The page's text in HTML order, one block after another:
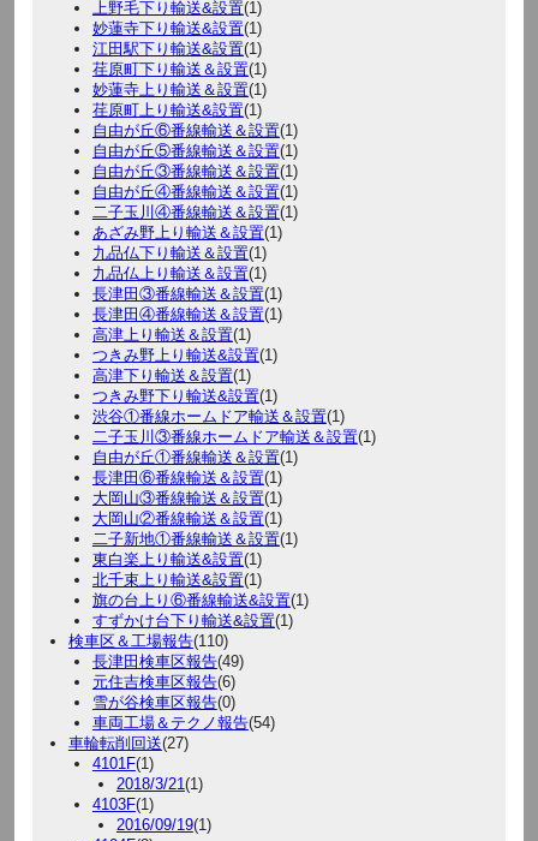
上野毛下り輸送&設置(1)
妙蓮寺下り輸送&設置(1)
江田駅下り輸送&設置(1)
荏原町下り輸送＆設置(1)
妙蓮寺上り輸送＆設置(1)
荏原町上り輸送&設置(1)
自由が丘⑥番線輸送＆設置(1)
自由が丘⑤番線輸送＆設置(1)
自由が丘③番線輸送＆設置(1)
自由が丘④番線輸送＆設置(1)
二子玉川④番線輸送＆設置(1)
あざみ野上り輸送＆設置(1)
九品仏下り輸送＆設置(1)
九品仏上り輸送＆設置(1)
長津田③番線輸送＆設置(1)
長津田④番線輸送＆設置(1)
高津上り輸送＆設置(1)
つきみ野上り輸送&設置(1)
高津下り輸送＆設置(1)
つきみ野下り輸送&設置(1)
渋谷①番線ホームドア輸送＆設置(1)
二子玉川③番線ホームドア輸送＆設置(1)
自由が丘①番線輸送＆設置(1)
長津田⑥番線輸送＆設置(1)
大岡山③番線輸送＆設置(1)
大岡山②番線輸送＆設置(1)
二子新地①番線輸送＆設置(1)
東白楽上り輸送&設置(1)
北千束上り輸送&設置(1)
旗の台上り⑥番線輸送&設置(1)
すずかけ台下り輸送&設置(1)
検車区＆工場報告(110)
長津田検車区報告(49)
元住吉検車区報告(6)
雪が谷検車区報告(0)
車両工場＆テクノ報告(54)
車輪転削回送(27)
4101F(1)
2018/3/21(1)
4103F(1)
2016/09/19(1)